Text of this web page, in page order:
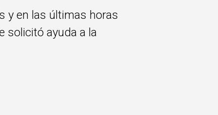
y en las últimas horas
solicitó ayuda a la